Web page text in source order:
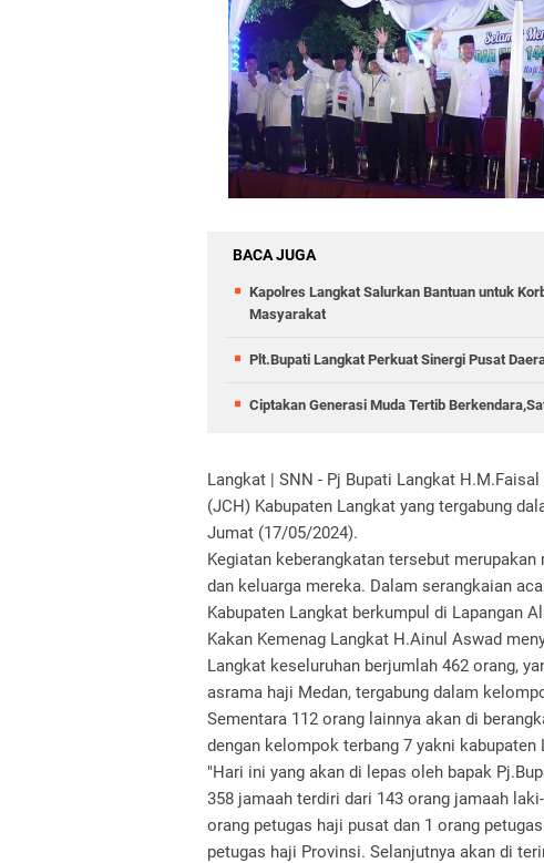
BACA JUGA
Kapolres Langkat Salurkan Bantuan untuk
Masyarakat
Plt.Bupati Langkat Perkuat Sinergi Pusat
Ciptakan Generasi Muda Tertib
Langkat | SNN - Pj Bupati Langkat
(JCH) Kabupaten Langkat yang tergabung
Jumat (17/05/2024).
Kegiatan keberangkatan tersebut
dan keluarga mereka. Dalam serangkaian
Kabupaten Langkat berkumpul di Lapangan
Kakan Kemenag Langkat H.Ainul Aswad
Langkat keseluruhan berjumlah 462 orang,
asrama haji Medan, tergabung dalam
Sementara 112 orang lainnya akan di
dengan kelompok terbang 7 yakni kabupaten
"Hari ini yang akan di lepas oleh bapak
358 jamaah terdiri dari 143 orang jamaah
orang petugas haji pusat dan 1 orang
petugas haji Provinsi. Selanjutnya akan di